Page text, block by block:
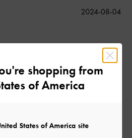
は22. 5センチを購入しました。
あたり少し痛いので長時間は履けな
公
2024-08-04
shopping from
of America
States of America site